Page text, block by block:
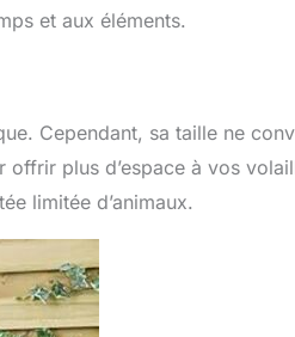
et aux éléments.
Cependant, sa taille ne
plus d’espace à vos
limitée d’animaux.